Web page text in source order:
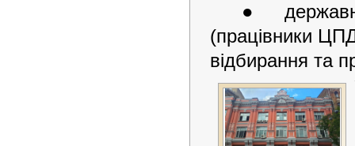
●
(працівники
відбирання та